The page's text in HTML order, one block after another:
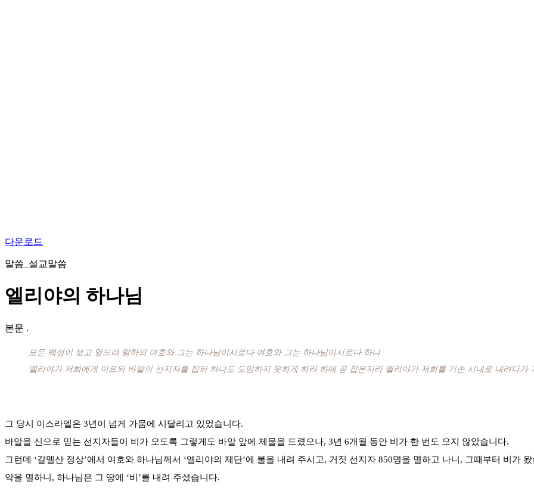
다운로드
말씀_설교말씀
엘리야의 하나님
본문 .
모든 백성이 보고 엎드려 말하되 여호와 그는 하나님이시로다 여호와 그는 하나님이시로다 하니
엘리야가 저희에게 이르되 바알의 선지자를 잡되 하나도 도망하지 못하게 하라 하매 곧 잡은지라 엘리야가 저희를 기손 시내로 내려다가
그 당시 이스라엘은 3년이 넘게 가뭄에 시달리고 있었습니다.
바알을 신으로 믿는 선지자들이 비가 오도록 그렇게도 바알 앞에 제물을 드렸으나, 3년 6개월 동안 비가 한 번도 오지 않았습니다.
그런데 ‘갈멜산 정상’에서 여호와 하나님께서 ‘엘리야의 제단’에 불을 내려 주시고, 거짓 선지자 850명을 멸하고 나니, 그때부터 비가
악을 멸하니, 하나님은 그 땅에 ‘비’를 내려 주셨습니다.